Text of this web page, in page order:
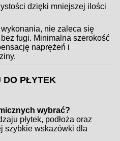
dzięki mniejszej ilości
nie zaleca się
bez fugi. Minimalna szerokość
naprężeń i
PŁYTEK
wybrać?
płytek, podłoża oraz
szybkie wskazówki dla